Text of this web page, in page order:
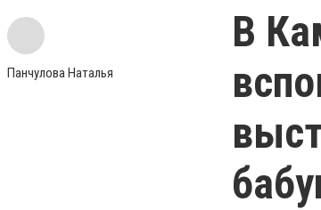
Панчулова Наталья
В